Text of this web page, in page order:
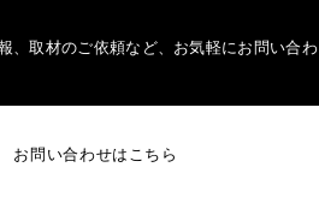
、取材のご依頼など、お気軽にお問い合わ
お問い合わせはこちら